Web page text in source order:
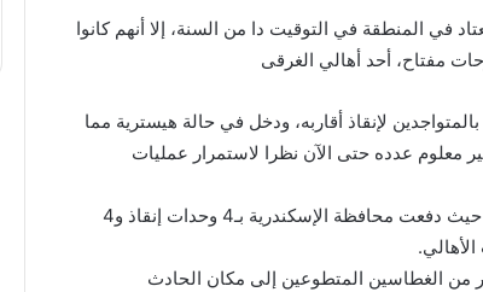
المنطقة في التوقيت دا من السنة، إلا أنهم كانوا
مفتاح، أحد أهالي الغرقى
لإنقاذ أقاربه، ودخل في حالة هيسترية مما
معلوم عدده حتى الآن نظرا لاستمرار عمليات
بمجرد انتشار خبر الحادث كانت التحركات سريعة لمحاولة الإنقاذ، حيث دفعت محافظة الإسكندرية بـ4 وحدات إنقاذ و4
من الغطاسين المتطوعين إلى مكان الحادث
فى مفاوضات إيران ..